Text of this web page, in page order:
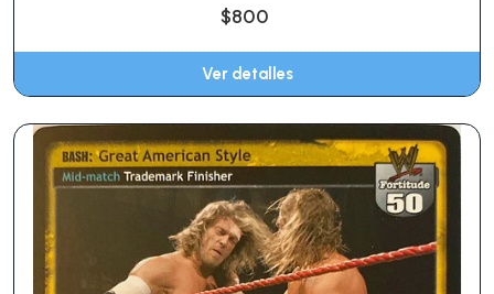
$800
Ver detalles